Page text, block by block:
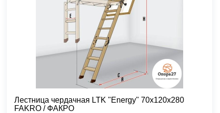
Лестница чердачная LTK "Energy" 70х120х280
FAKRO / ФАКРО